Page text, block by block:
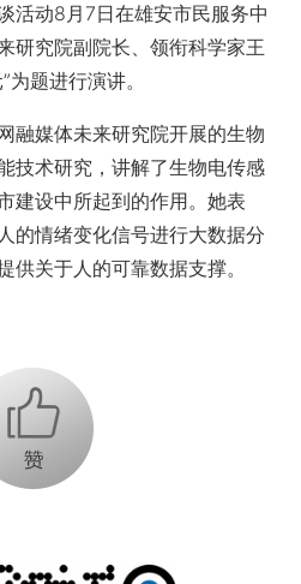
动8月7日在雄安市民服务中
研究院副院长、领衔科学家王
题进行演讲。
媒体未来研究院开展的生物
技术研究，讲解了生物电传感
建设中所起到的作用。她表
的情绪变化信号进行大数据分
供关于人的可靠数据支撑。
+1